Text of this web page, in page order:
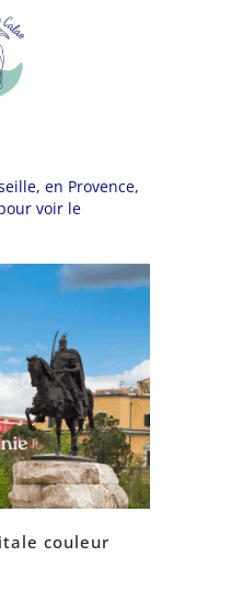
en Provence,
voir le
couleur